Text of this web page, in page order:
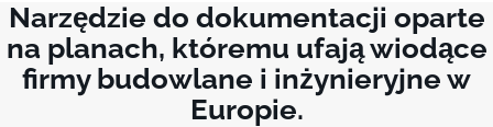
Narzędzie do dokumentacji oparte
na planach, któremu ufają wiodące
firmy budowlane i inżynieryjne w
Europie.